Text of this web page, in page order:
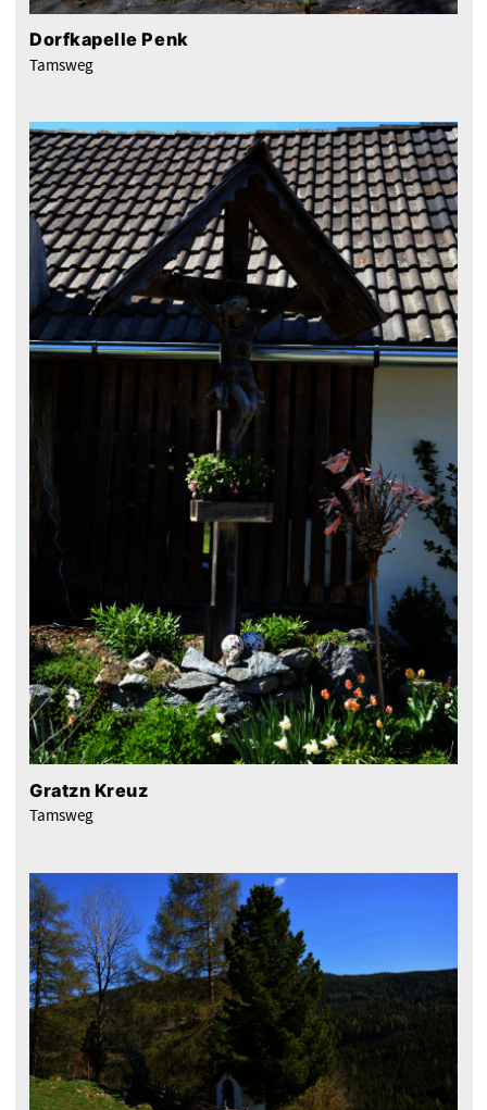
Dorfkapelle Penk
Tamsweg
Gratzn Kreuz
Tamsweg